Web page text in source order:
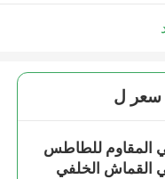
سعر ل
المقاوم للطاطس
القماش الخلفي